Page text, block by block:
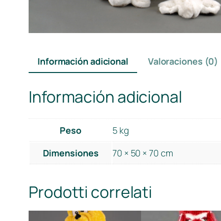
Información adicional Valoraciones (0)
Información adicional
Peso
5 kg
Dimensiones
70 × 50 × 70 cm
Prodotti correlati